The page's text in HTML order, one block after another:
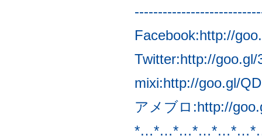
Facebook:http://
Twitter:http://goo.gl/
mixi:http://goo.gl/
アメブロ:http://